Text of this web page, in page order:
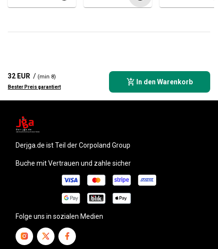
32 EUR / (min 8)
Bester Preis garantiert
In den Warenkorb
derjga.de ist Teil der Corpoland Group
Buche mit Vertrauen und zahle sicher
Folge uns in sozialen Medien